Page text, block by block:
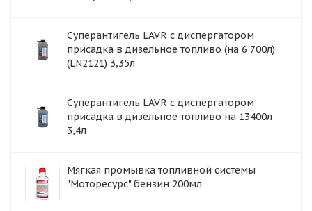
Суперантигель LAVR с диспергатором
присадка в дизельное топливо (на 6 700л)
(LN2121) 3,35л
Суперантигель LAVR с диспергатором
присадка в дизельное топливо на 13400л
3,4л
Мягкая промывка топливной системы
"Моторесурс" бензин 200мл